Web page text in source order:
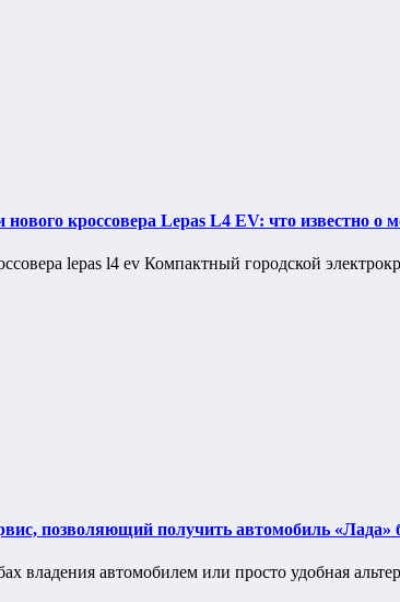
кроссовера Lepas L4 EV: что известно о
lepas l4 ev Компактный городской
позволяющий получить автомобиль «Лада»
владения автомобилем или просто удобная